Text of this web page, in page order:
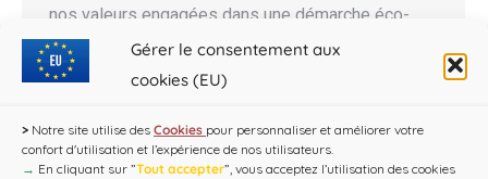
Gérer le consentement aux
cookies (EU)
> Notre site utilise des Cookies pour personnaliser et améliorer votre
confort d'utilisation et l’expérience de nos utilisateurs.
→ En cliquant sur ”Tout accepter”, vous acceptez l’utilisation des cookies
nos valeurs engagées dans une démarche éco-
environnementale et des secrets de l’élaboration
du Champagne : gratuite réservation conseillée,